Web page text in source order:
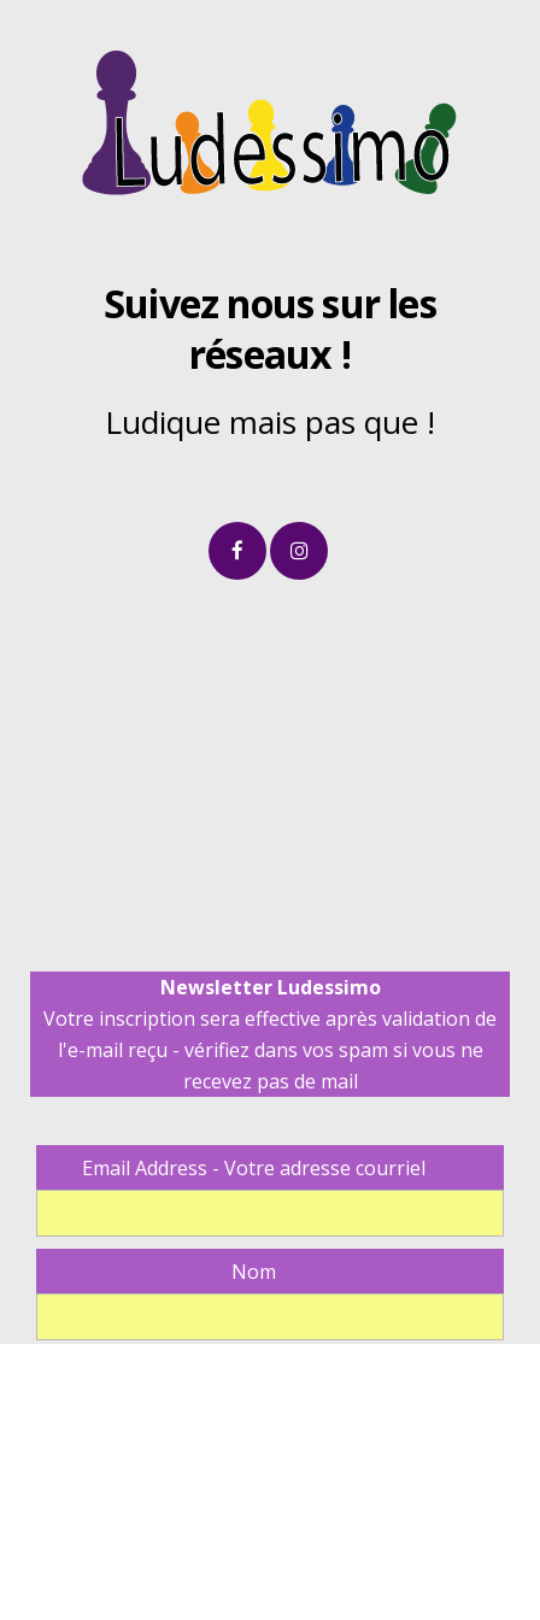
Suivez nous sur les
réseaux !
Ludique mais pas que !
Newsletter Ludessimo
Votre inscription sera effective après validation de
l'e-mail reçu - vérifiez dans vos spam si vous ne
recevez pas de mail
Email Address - Votre adresse courriel
Nom